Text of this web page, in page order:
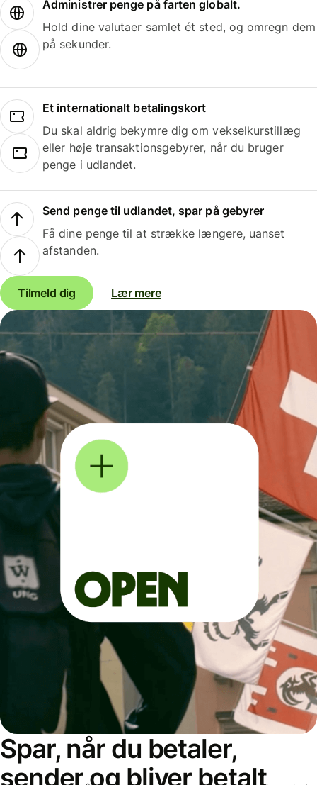
Administrer penge på farten globalt.
Hold dine valutaer samlet ét sted, og omregn dem
på sekunder.
Et internationalt betalingskort
Du skal aldrig bekymre dig om vekselkurstillæg
eller høje transaktionsgebyrer, når du bruger
penge i udlandet.
Send penge til udlandet, spar på gebyrer
Få dine penge til at strække længere, uanset
afstanden.
Tilmeld dig Lær mere
Spar, når du betaler,
sender og bliver betalt